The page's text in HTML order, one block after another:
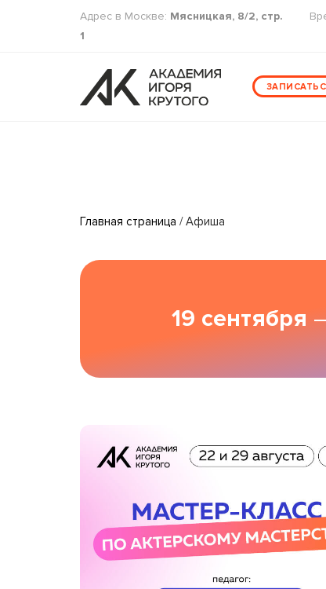
Адрес в Москве: Мясницкая, 8/2, стр.
1
Главная страница /Афиша
19 сентября—